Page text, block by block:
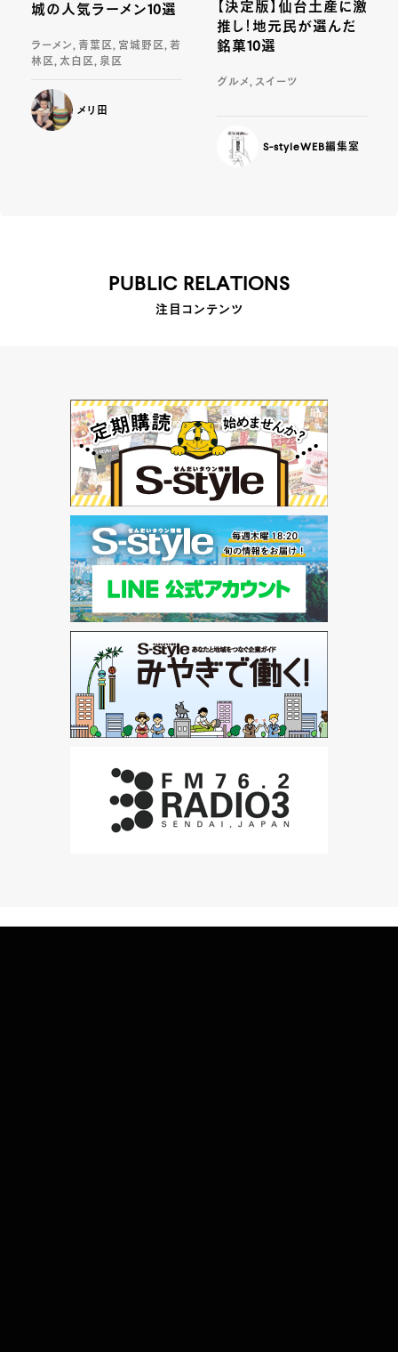
城の人気ラーメン10選
ラーメン, 青葉区, 宮城野区, 若
林区, 太白区, 泉区
メリ田
【決定版】仙台土産に激
推し！地元民が選んだ
銘菓10選
グルメ, スイーツ
S-styleWEB編集室
PUBLIC RELATIONS
注目コンテンツ